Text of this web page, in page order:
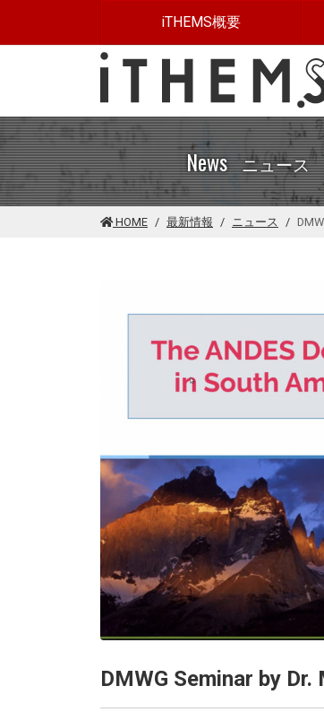
iTHEMS概要
News ニュース
HOME 最新情報 ニュース
DMWG Seminar by